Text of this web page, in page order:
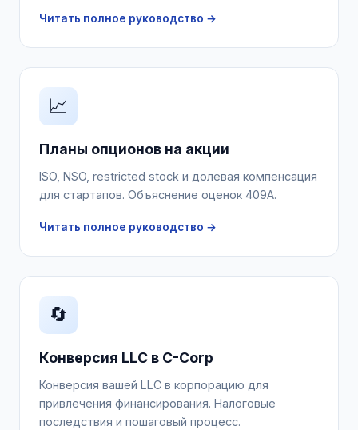
Читать полное руководство →
📈
Планы опционов на акции
ISO, NSO, restricted stock и долевая компенсация
для стартапов. Объяснение оценок 409A.
Читать полное руководство →
🔄
Конверсия LLC в C-Corp
Конверсия вашей LLC в корпорацию для
привлечения финансирования. Налоговые
последствия и пошаговый процесс.